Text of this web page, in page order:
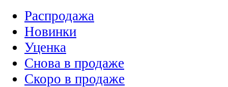
Распродажа
Новинки
Уценка
Снова в продаже
Скоро в продаже